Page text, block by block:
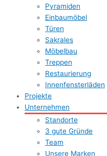
Pyramiden
Einbaumöbel
Türen
Sakrales
Möbelbau
Treppen
Restaurierung
Innenfensterläden
Projekte
Unternehmen
Standorte
3 gute Gründe
Team
Unsere Marken